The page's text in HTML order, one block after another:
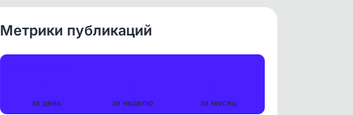
Метрики публикаций
за день за неделю за месяц